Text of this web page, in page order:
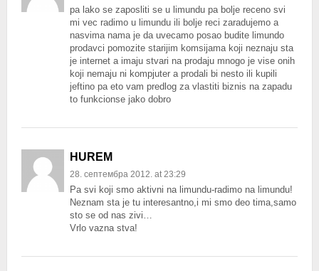
pa lako se zaposliti se u limundu pa bolje receno svi
mi vec radimo u limundu ili bolje reci zaradujemo a
nasvima nama je da uvecamo posao budite limundo
prodavci pomozite starijim komsijama koji neznaju sta
je internet a imaju stvari na prodaju mnogo je vise onih
koji nemaju ni kompjuter a prodali bi nesto ili kupili
jeftino pa eto vam predlog za vlastiti biznis na zapadu
to funkcionse jako dobro
HUREM
28. септембра 2012. at 23:29
Pa svi koji smo aktivni na limundu-radimo na limundu!
Neznam sta je tu interesantno,i mi smo deo tima,samo
sto se od nas zivi…
Vrlo vazna stva!